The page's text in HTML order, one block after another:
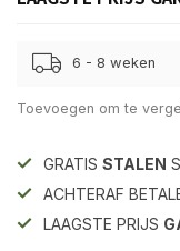
6 - 8 weken
Toevoegen om te
GRATIS STALEN
ACHTERAF
LAAGSTE PRIJS